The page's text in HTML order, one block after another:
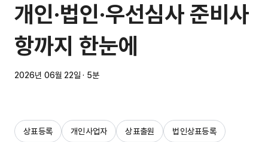
개인·법인·우선심사 준비사
항까지 한눈에
2026년 06월 22일 · 5분
상표등록 개인사업자 상표출원 법인상표등록